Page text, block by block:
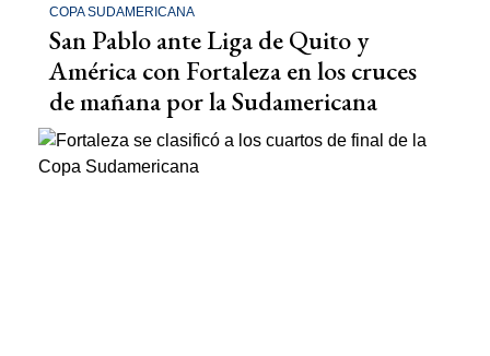
COPA SUDAMERICANA
San Pablo ante Liga de Quito y
América con Fortaleza en los cruces
de mañana por la Sudamericana